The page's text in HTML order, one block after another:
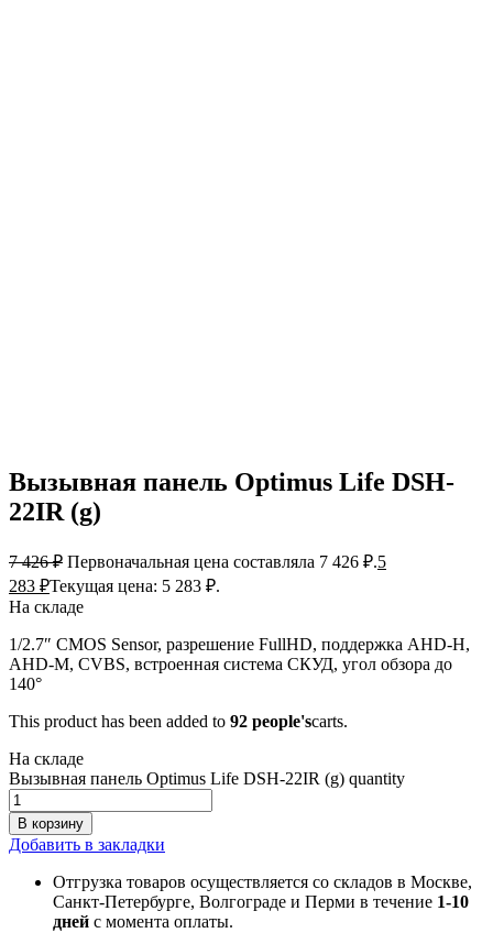
Вызывная панель Optimus Life DSH-
22IR (g)
7 426₽ Первоначальная цена составляла 7 426 ₽.5
283 ₽Текущая цена: 5 283 ₽.
На складе
1/2.7″ CMOS Sensor, разрешение FullHD, поддержка AHD-H,
AHD-M, CVBS, встроенная система СКУД, угол обзора до
140°
This product has been added to 92 people'scarts.
На складе
Вызывная панель Optimus Life DSH-22IR (g) quantity
В корзину
Добавить в закладки
Отгрузка товаров осуществляется со складов в Москве,
Санкт-Петербурге, Волгограде и Перми в течение 1-10
дней с момента оплаты.